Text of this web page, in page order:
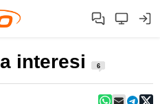
interesi 6